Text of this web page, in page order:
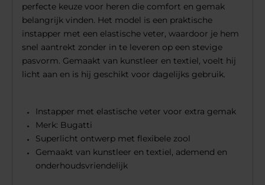
perfecte keuze voor heren die comfort en gemak
belangrijk vinden. Het model is een praktische
instapper met een elastische veter, waardoor je hem
snel aantrekt zonder in te leveren op een stevige
pasvorm. Gemaakt van kunstleer en textiel, voelt hij
licht aan en is hij geschikt voor dagelijks gebruik.
Instapper met elastische veter voor extra gemak
Merk: Bugatti
Superlicht ontwerp met flexibele zool
Gemaakt van kunstleer en textiel, ademend en
onderhoudsvriendelijk